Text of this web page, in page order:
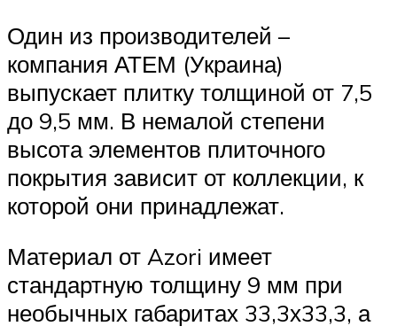
Один из производителей –
компания АТЕМ (Украина)
выпускает плитку толщиной от 7,5
до 9,5 мм. В немалой степени
высота элементов плиточного
покрытия зависит от коллекции, к
которой они принадлежат.
Материал от Azori имеет
стандартную толщину 9 мм при
необычных габаритах 33,3х33,3, а